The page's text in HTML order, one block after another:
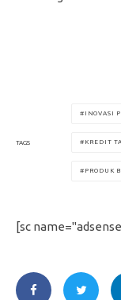
TAGS
INOVASI
KREDIT
PRODUK
[sc